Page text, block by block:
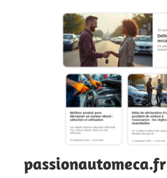
passionautomeca.fr